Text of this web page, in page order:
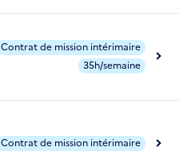
Contrat de mission intérimaire
35h/semaine
Contrat de mission intérimaire